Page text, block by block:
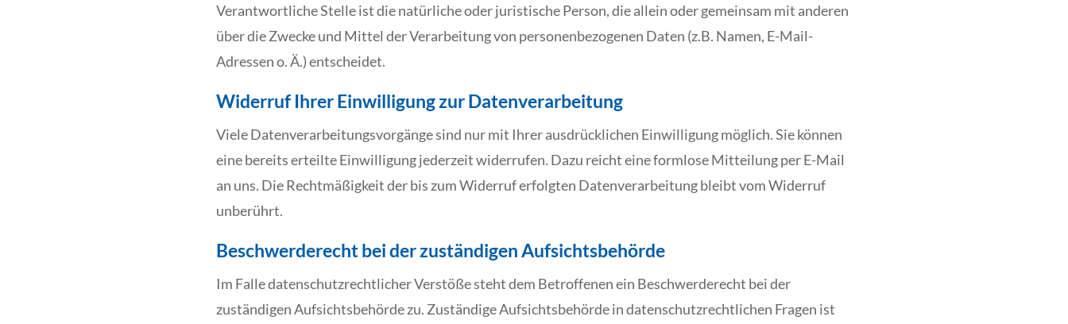
Verantwortliche Stelle ist die natürliche oder juristische Person, die allein oder gemeinsam mit anderen
über die Zwecke und Mittel der Verarbeitung von personenbezogenen Daten (z.B. Namen, E-Mail-
Adressen o. Ä.) entscheidet.
Widerruf Ihrer Einwilligung zur Datenverarbeitung
Viele Datenverarbeitungsvorgänge sind nur mit Ihrer ausdrücklichen Einwilligung möglich. Sie können
eine bereits erteilte Einwilligung jederzeit widerrufen. Dazu reicht eine formlose Mitteilung per E-Mail
an uns. Die Rechtmäßigkeit der bis zum Widerruf erfolgten Datenverarbeitung bleibt vom Widerruf
unberührt.
Beschwerderecht bei der zuständigen Aufsichtsbehörde
Im Falle datenschutzrechtlicher Verstöße steht dem Betroffenen ein Beschwerderecht bei der
zuständigen Aufsichtsbehörde zu. Zuständige Aufsichtsbehörde in datenschutzrechtlichen Fragen ist